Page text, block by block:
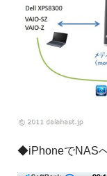
◆iPhoneでNAS